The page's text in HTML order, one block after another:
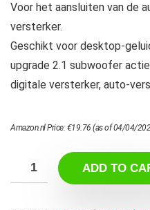
Voor het aansluiten van de
versterker.
Geschikt voor desktop-
upgrade 2.1 subwoofer
digitale versterker, auto-
Amazon.nl Price:€19.76 (as of 04/04/
ADD TO